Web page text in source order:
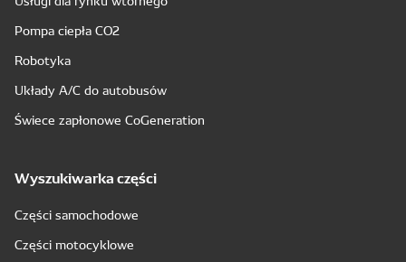
Pompa ciepła CO2
Robotyka
Układy A/C do autobusów
Świece zapłonowe CoGeneration
Wyszukiwarka części
Części samochodowe
Części motocyklowe